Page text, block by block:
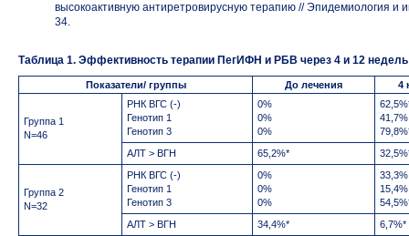
высокоактивную антиретровирусную терапию // Эпидемиология
34.
Таблица 1. Эффективность терапии ПегИФН и РБВ через 4 и 12
Показатели/ группы До лечения 4
Группа 1
N=46
РНК ВГС (-)
Генотип 1
Генотип 3
0%
0%
0%
41,7%
АЛТ > ВГН
65,2%*
Группа 2
N=32
РНК ВГС (-)
Генотип 1
Генотип 3
0%
0%
0%
33,3%
15,4%
АЛТ > ВГН
34,4%* 6,7%*